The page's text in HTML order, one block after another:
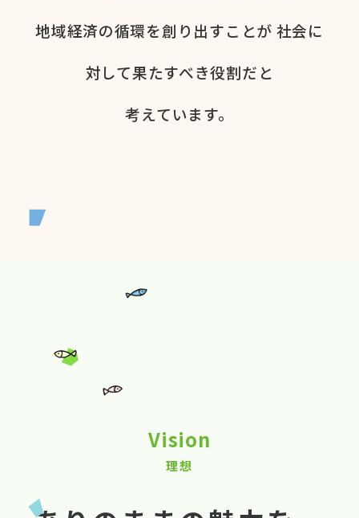
地域経済の​循環を​創り出すことが 社会に​
対して​果た​すべき役割だと​
考えています。​
Vision
理想